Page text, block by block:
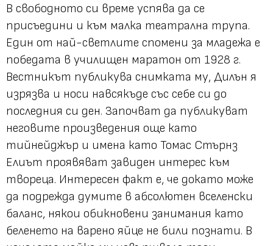
В свободното си време успява да се
присъедини и към малка театрална трупа.
Един от най-светлите спомени за младежа е
победата в училищен маратон от 1928 г.
Вестникът публикува снимката му, Дилън я
изрязва и носи навсякъде със себе си до
последния си ден. Започват да публикуват
неговите произведения още като
тийнейджър и имена като Томас Стърнз
Елиът проявяват завиден интерес към
твореца. Интересен факт е, че докато може
да подрежда думите в абсолютен вселенски
баланс, някои обикновени занимания като
беленето на варено яйце не били познати. В